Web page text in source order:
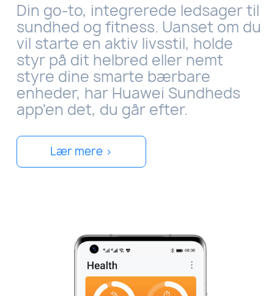
Din go-to, integrerede ledsager til
sundhed og fitness. Uanset om du
vil starte en aktiv livsstil, holde
styr på dit helbred eller nemt
styre dine smarte bærbare
enheder, har Huawei Sundheds
app'en det, du går efter.
Lær mere >